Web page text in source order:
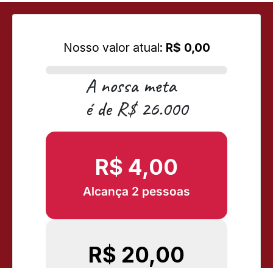
Nosso valor atual: R$ 0,00
A nossa meta
é de R$ 26.000
R$ 4,00
Alcança 2 pessoas
R$ 20,00